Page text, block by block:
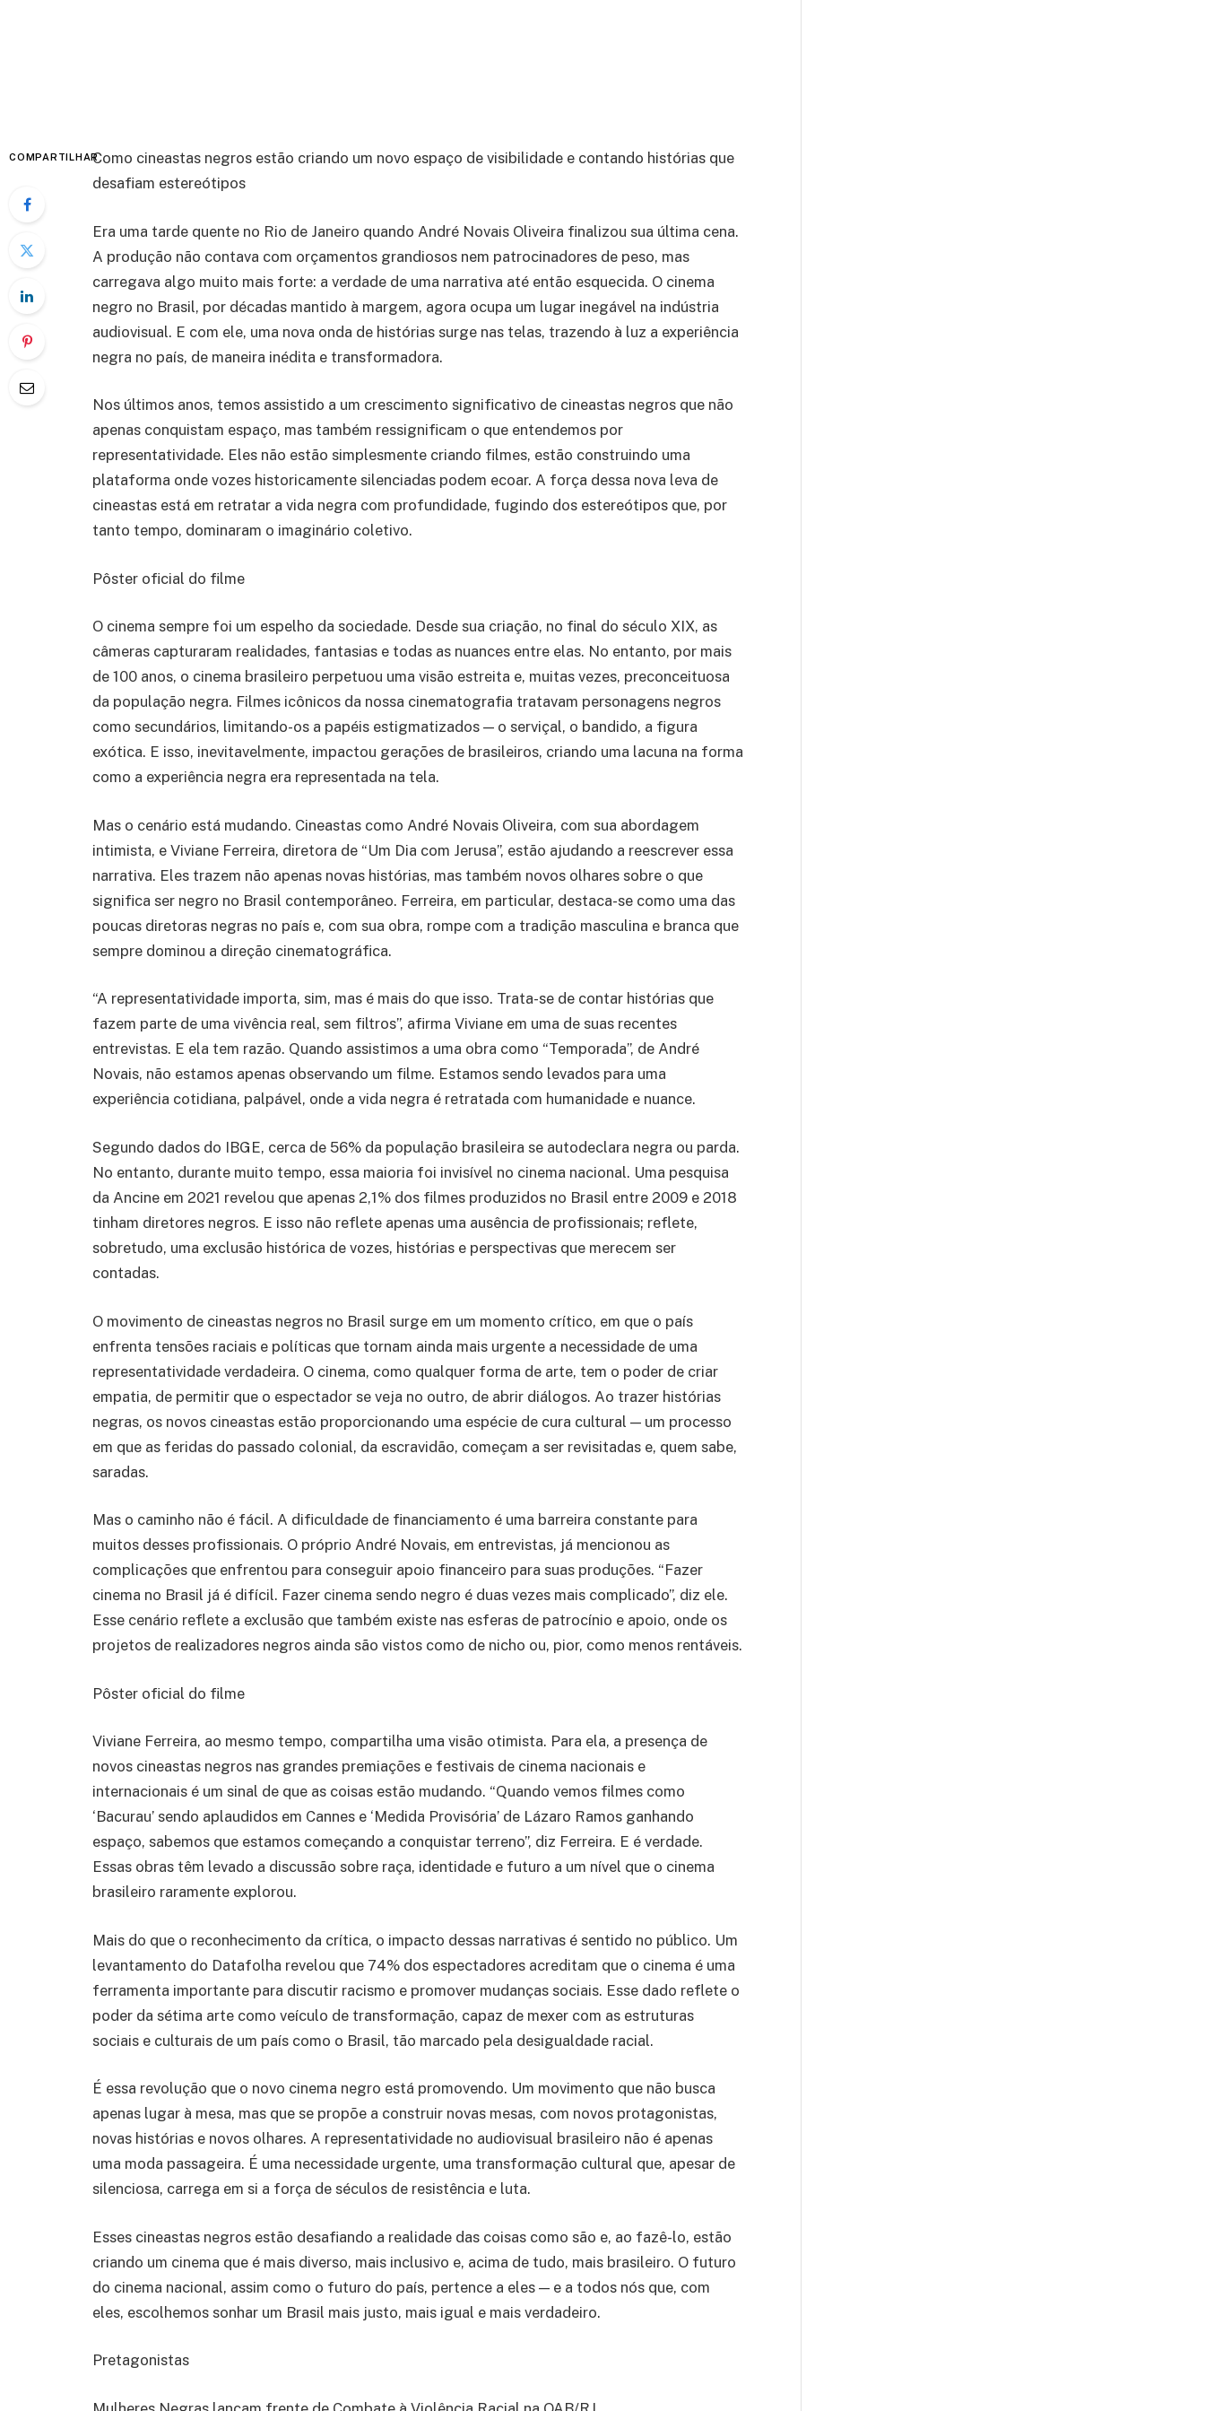
COMPARTILHARComo cineastas negros estão criando um novo espaço de visibilidade e contando histórias que
desafiam estereótipos
Era uma tarde quente no Rio de Janeiro quando André Novais Oliveira finalizou sua última cena.
A produção não contava com orçamentos grandiosos nem patrocinadores de peso, mas
carregava algo muito mais forte: a verdade de uma narrativa até então esquecida. O cinema
negro no Brasil, por décadas mantido à margem, agora ocupa um lugar inegável na indústria
audiovisual. E com ele, uma nova onda de histórias surge nas telas, trazendo à luz a experiência
negra no país, de maneira inédita e transformadora.
Nos últimos anos, temos assistido a um crescimento significativo de cineastas negros que não
apenas conquistam espaço, mas também ressignificam o que entendemos por
representatividade. Eles não estão simplesmente criando filmes, estão construindo uma
plataforma onde vozes historicamente silenciadas podem ecoar. A força dessa nova leva de
cineastas está em retratar a vida negra com profundidade, fugindo dos estereótipos que, por
tanto tempo, dominaram o imaginário coletivo.
Pôster oficial do filme
O cinema sempre foi um espelho da sociedade. Desde sua criação, no final do século XIX, as
câmeras capturaram realidades, fantasias e todas as nuances entre elas. No entanto, por mais
de 100 anos, o cinema brasileiro perpetuou uma visão estreita e, muitas vezes, preconceituosa
da população negra. Filmes icônicos da nossa cinematografia tratavam personagens negros
como secundários, limitando-os a papéis estigmatizados — o serviçal, o bandido, a figura
exótica. E isso, inevitavelmente, impactou gerações de brasileiros, criando uma lacuna na forma
como a experiência negra era representada na tela.
Mas o cenário está mudando. Cineastas como André Novais Oliveira, com sua abordagem
intimista, e Viviane Ferreira, diretora de “Um Dia com Jerusa”, estão ajudando a reescrever essa
narrativa. Eles trazem não apenas novas histórias, mas também novos olhares sobre o que
significa ser negro no Brasil contemporâneo. Ferreira, em particular, destaca-se como uma das
poucas diretoras negras no país e, com sua obra, rompe com a tradição masculina e branca que
sempre dominou a direção cinematográfica.
“A representatividade importa, sim, mas é mais do que isso. Trata-se de contar histórias que
fazem parte de uma vivência real, sem filtros”, afirma Viviane em uma de suas recentes
entrevistas. E ela tem razão. Quando assistimos a uma obra como “Temporada”, de André
Novais, não estamos apenas observando um filme. Estamos sendo levados para uma
experiência cotidiana, palpável, onde a vida negra é retratada com humanidade e nuance.
Segundo dados do IBGE, cerca de 56% da população brasileira se autodeclara negra ou parda.
No entanto, durante muito tempo, essa maioria foi invisível no cinema nacional. Uma pesquisa
da Ancine em 2021 revelou que apenas 2,1% dos filmes produzidos no Brasil entre 2009 e 2018
tinham diretores negros. E isso não reflete apenas uma ausência de profissionais; reflete,
sobretudo, uma exclusão histórica de vozes, histórias e perspectivas que merecem ser
contadas.
O movimento de cineastas negros no Brasil surge em um momento crítico, em que o país
enfrenta tensões raciais e políticas que tornam ainda mais urgente a necessidade de uma
representatividade verdadeira. O cinema, como qualquer forma de arte, tem o poder de criar
empatia, de permitir que o espectador se veja no outro, de abrir diálogos. Ao trazer histórias
negras, os novos cineastas estão proporcionando uma espécie de cura cultural — um processo
em que as feridas do passado colonial, da escravidão, começam a ser revisitadas e, quem sabe,
saradas.
Mas o caminho não é fácil. A dificuldade de financiamento é uma barreira constante para
muitos desses profissionais. O próprio André Novais, em entrevistas, já mencionou as
complicações que enfrentou para conseguir apoio financeiro para suas produções. “Fazer
cinema no Brasil já é difícil. Fazer cinema sendo negro é duas vezes mais complicado”, diz ele.
Esse cenário reflete a exclusão que também existe nas esferas de patrocínio e apoio, onde os
projetos de realizadores negros ainda são vistos como de nicho ou, pior, como menos rentáveis.
Pôster oficial do filme
Viviane Ferreira, ao mesmo tempo, compartilha uma visão otimista. Para ela, a presença de
novos cineastas negros nas grandes premiações e festivais de cinema nacionais e
internacionais é um sinal de que as coisas estão mudando. “Quando vemos filmes como
‘Bacurau’ sendo aplaudidos em Cannes e ‘Medida Provisória’ de Lázaro Ramos ganhando
espaço, sabemos que estamos começando a conquistar terreno”, diz Ferreira. E é verdade.
Essas obras têm levado a discussão sobre raça, identidade e futuro a um nível que o cinema
brasileiro raramente explorou.
Mais do que o reconhecimento da crítica, o impacto dessas narrativas é sentido no público. Um
levantamento do Datafolha revelou que 74% dos espectadores acreditam que o cinema é uma
ferramenta importante para discutir racismo e promover mudanças sociais. Esse dado reflete o
poder da sétima arte como veículo de transformação, capaz de mexer com as estruturas
sociais e culturais de um país como o Brasil, tão marcado pela desigualdade racial.
É essa revolução que o novo cinema negro está promovendo. Um movimento que não busca
apenas lugar à mesa, mas que se propõe a construir novas mesas, com novos protagonistas,
novas histórias e novos olhares. A representatividade no audiovisual brasileiro não é apenas
uma moda passageira. É uma necessidade urgente, uma transformação cultural que, apesar de
silenciosa, carrega em si a força de séculos de resistência e luta.
Esses cineastas negros estão desafiando a realidade das coisas como são e, ao fazê-lo, estão
criando um cinema que é mais diverso, mais inclusivo e, acima de tudo, mais brasileiro. O futuro
do cinema nacional, assim como o futuro do país, pertence a eles — e a todos nós que, com
eles, escolhemos sonhar um Brasil mais justo, mais igual e mais verdadeiro.
Pretagonistas